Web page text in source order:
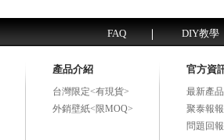
FAQ DIY教學
產品介紹
台灣限定<有現貨>
外銷壁紙<限MOQ>
官方資
最新產
聚泰報報
問題回報